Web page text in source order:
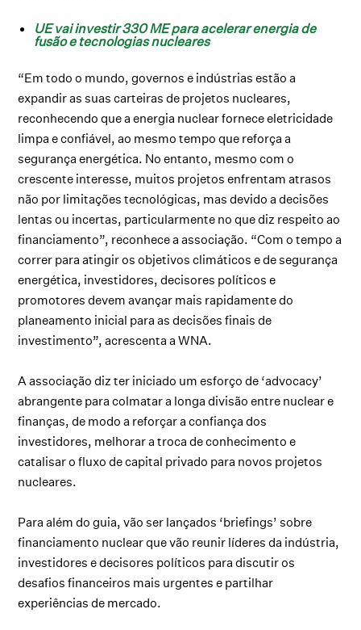
UE vai investir 330 ME para acelerar energia de
fusão e tecnologias nucleares
“Em todo o mundo, governos e indústrias estão a
expandir as suas carteiras de projetos nucleares,
reconhecendo que a energia nuclear fornece eletricidade
limpa e confiável, ao mesmo tempo que reforça a
segurança energética. No entanto, mesmo com o
crescente interesse, muitos projetos enfrentam atrasos
não por limitações tecnológicas, mas devido a decisões
lentas ou incertas, particularmente no que diz respeito ao
financiamento”, reconhece a associação. “Com o tempo a
correr para atingir os objetivos climáticos e de segurança
energética, investidores, decisores políticos e
promotores devem avançar mais rapidamente do
planeamento inicial para as decisões finais de
investimento”, acrescenta a WNA.
A associação diz ter iniciado um esforço de ‘advocacy’
abrangente para colmatar a longa divisão entre nuclear e
finanças, de modo a reforçar a confiança dos
investidores, melhorar a troca de conhecimento e
catalisar o fluxo de capital privado para novos projetos
nucleares.
Para além do guia, vão ser lançados ‘briefings’ sobre
financiamento nuclear que vão reunir líderes da indústria,
investidores e decisores políticos para discutir os
desafios financeiros mais urgentes e partilhar
experiências de mercado.